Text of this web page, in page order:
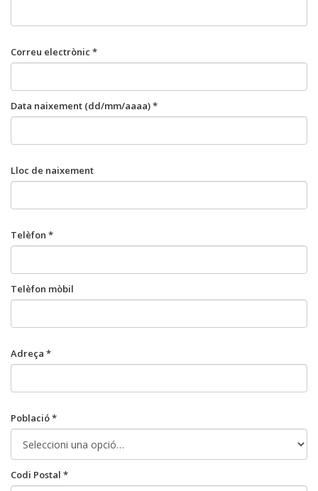
Correu electrònic *
Data naixement (dd/mm/aaaa) *
Lloc de naixement
Telèfon *
Telèfon mòbil
Adreça *
Població *
Codi Postal *